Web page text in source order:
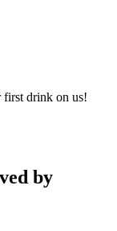
first drink on us!
by